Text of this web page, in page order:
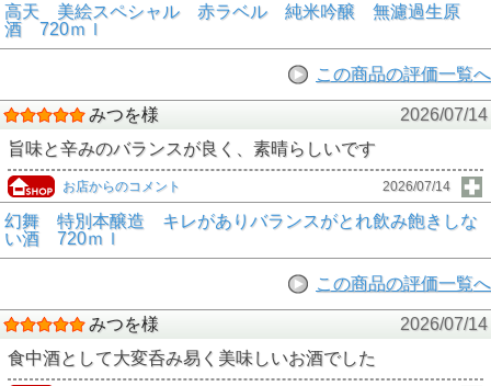
高天 美絵スペシャル 赤ラベル 純米吟醸 無濾過生原
酒 720ｍｌ
この商品の評価一覧へ
みつを様
2026/07/14
旨味と辛みのバランスが良く、素晴らしいです
お店からのコメント 2026/07/14
幻舞 特別本醸造 キレがありバランスがとれ飲み飽きしな
い酒 720ｍｌ
この商品の評価一覧へ
みつを様
2026/07/14
食中酒として大変呑み易く美味しいお酒でした